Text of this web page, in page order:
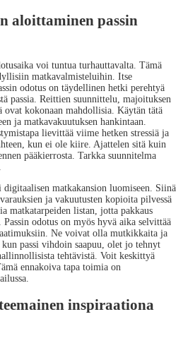
aloittaminen passin
voi tuntua turhauttavalta. Tämä
matkavalmisteluihin. Itse
odotus on täydellinen hetki perehtyä
passia. Reittien suunnittelu, majoituksen
ovat kokonaan mahdollisia. Käytän tätä
ja matkavakuutuksen hankintaan.
lievittää viime hetken stressiä ja
kun ei ole kiire. Ajattelen sitä kuin
pääkierrosta. Tarkka suunnitelma
matkakansion luomiseen. Siinä
ja vakuutusten kopioita pilvessä
matkatarpeiden listan, jotta pakkaus
odotus on myös hyvä aika selvittää
Ne voivat olla mutkikkaita ja
passi vihdoin saapuu, olet jo tehnyt
tehtävistä. Voit keskittyä
ennakoiva tapa toimia on
inspiraationa